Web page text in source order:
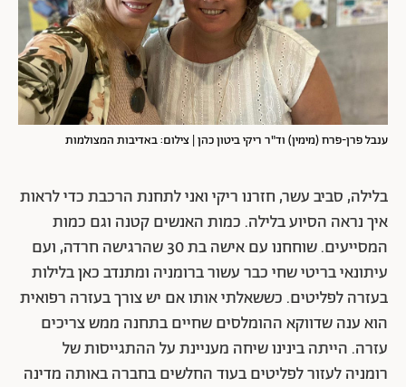
ענבל פרן-פרח (מימין) וד"ר ריקי ביטון כהן | צילום: באדיבות המצולמות
בלילה, סביב עשר, חזרנו ריקי ואני לתחנת הרכבת כדי לראות
איך נראה הסיוע בלילה. כמות האנשים קטנה וגם כמות
המסייעים. שוחחנו עם אישה בת 30 שהרגישה חרדה, ועם
עיתונאי בריטי שחי כבר עשור ברומניה ומתנדב כאן בלילות
בעזרה לפליטים. כששאלתי אותו אם יש צורך בעזרה רפואית
הוא ענה שדווקא ההומלסים שחיים בתחנה ממש צריכים
עזרה. הייתה בינינו שיחה מעניינת על ההתגייסות של
רומניה לעזור לפליטים בעוד החלשים בחברה באותה מדינה